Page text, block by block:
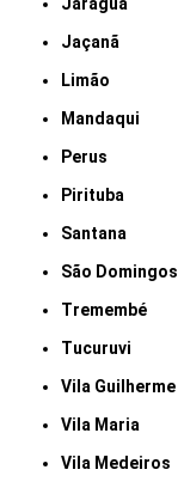
Jaraguá
Jaçanã
Limão
Mandaqui
Perus
Pirituba
Santana
São Domingos
Tremembé
Tucuruvi
Vila Guilherme
Vila Maria
Vila Medeiros